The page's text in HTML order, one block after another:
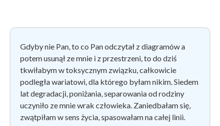
Gdyby nie Pan, to co Pan odczytał z diagramów a
potem usunął ze mnie i z przestrzeni, to do dziś
tkwiłabym w toksycznym związku, całkowicie
podległa wariatowi, dla którego byłam nikim. Siedem
lat degradacji, poniżania, separowania od rodziny
uczyniło ze mnie wrak człowieka. Zaniedbałam się,
zwątpiłam w sens życia, spasowałam na całej linii.